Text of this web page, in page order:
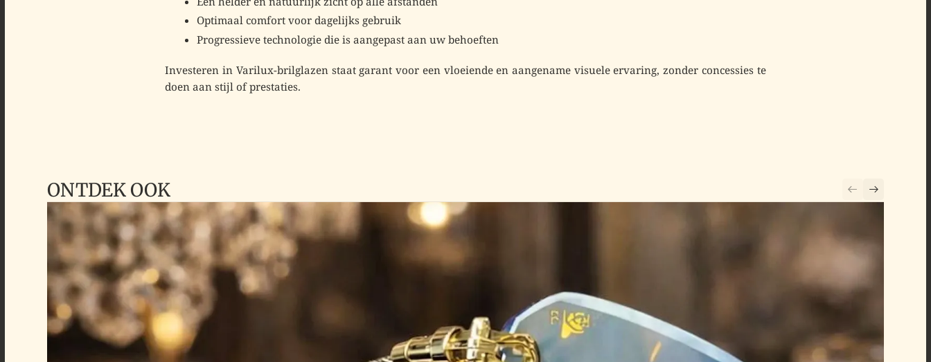
Optimaal comfort voor dagelijks gebruik
Progressieve technologie die is aangepast aan uw behoeften
Investeren in Varilux-brilglazen staat garant voor een vloeiende en aangename visuele ervaring, zonder concessies te
doen aan stijl of prestaties.
ONTDEK OOK